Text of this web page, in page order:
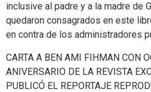
inclusive al padre y a la madre de
quedaron consagrados en este
en contra de los administradores
CARTA A BEN AMI FIHMAN CON
ANIVERSARIO DE LA REVISTA
PUBLICÓ EL REPORTAJE